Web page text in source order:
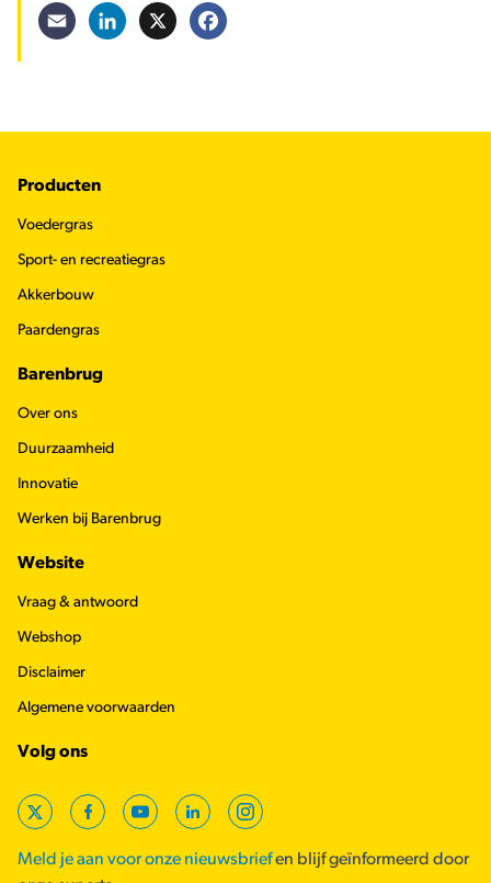
Email LinkedIn
Footer
Producten
Voedergras
Sport- en recreatiegras
Akkerbouw
Paardengras
Barenbrug
Over ons
Duurzaamheid
Innovatie
Werken bij Barenbrug
Website
Vraag & antwoord
Webshop
Disclaimer
Algemene voorwaarden
Volg ons
X FacebookYouTubeLinkedInInstagram
Meld je aan voor onze nieuwsbriefen blijf geïnformeerd door